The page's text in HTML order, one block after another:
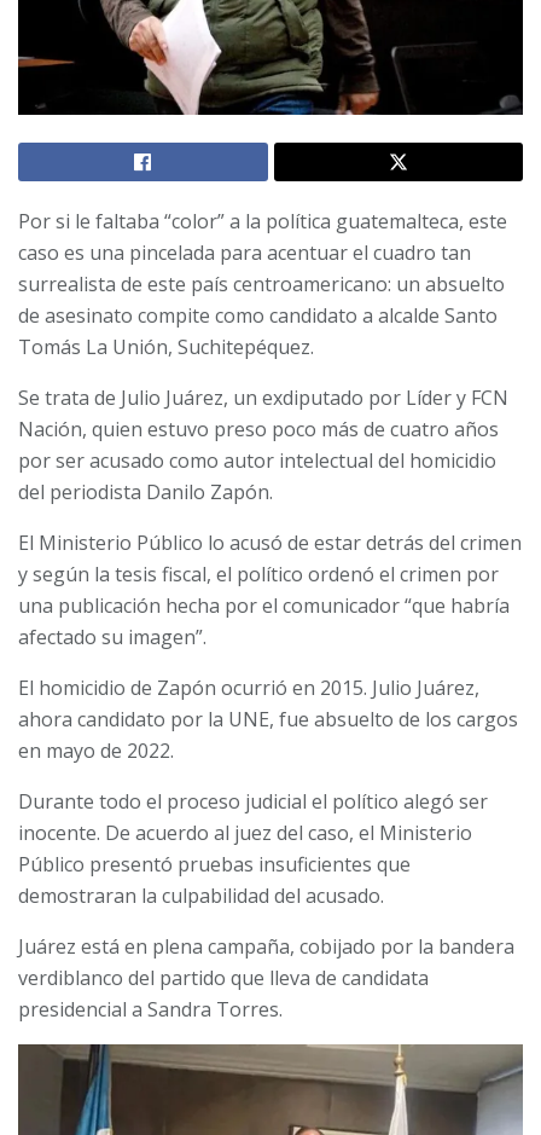
Por si le faltaba “color” a la política guatemalteca, este
caso es una pincelada para acentuar el cuadro tan
surrealista de este país centroamericano: un absuelto
de asesinato compite como candidato a alcalde Santo
Tomás La Unión, Suchitepéquez.
Se trata de Julio Juárez, un exdiputado por Líder y FCN
Nación, quien estuvo preso poco más de cuatro años
por ser acusado como autor intelectual del homicidio
del periodista Danilo Zapón.
El Ministerio Público lo acusó de estar detrás del crimen
y según la tesis fiscal, el político ordenó el crimen por
una publicación hecha por el comunicador “que habría
afectado su imagen”.
El homicidio de Zapón ocurrió en 2015. Julio Juárez,
ahora candidato por la UNE, fue absuelto de los cargos
en mayo de 2022.
Durante todo el proceso judicial el político alegó ser
inocente. De acuerdo al juez del caso, el Ministerio
Público presentó pruebas insuficientes que
demostraran la culpabilidad del acusado.
Juárez está en plena campaña, cobijado por la bandera
verdiblanco del partido que lleva de candidata
presidencial a Sandra Torres.